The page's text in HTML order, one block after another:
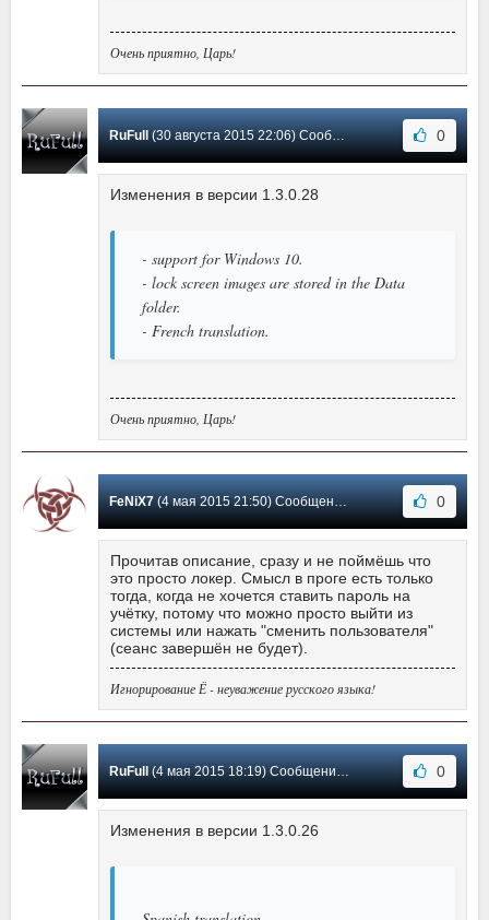
Очень приятно, Царь!
RuFull(30 августа 2015 22:06) Сообщение #15 0
Изменения в версии 1.3.0.28
- support for Windows 10.
- lock screen images are stored in the Data
folder.
- French translation.
Очень приятно, Царь!
FeNiX7(4 мая 2015 21:50) Сообщение #14 0
Прочитав описание, сразу и не поймёшь что
это просто локер. Смысл в проге есть только
тогда, когда не хочется ставить пароль на
учётку, потому что можно просто выйти из
системы или нажать "сменить пользователя"
(сеанс завершён не будет).
Игнорирование Ё - неуважение русского языка!
RuFull(4 мая 2015 18:19) Сообщение #13 0
Изменения в версии 1.3.0.26